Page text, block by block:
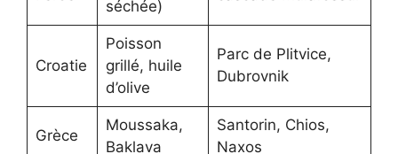
séchée)
Croatie
Poisson
grillé, huile
d’olive
Parc de Plitvice,
Dubrovnik
Grèce
Moussaka,
Baklava
Santorin, Chios,
Naxos